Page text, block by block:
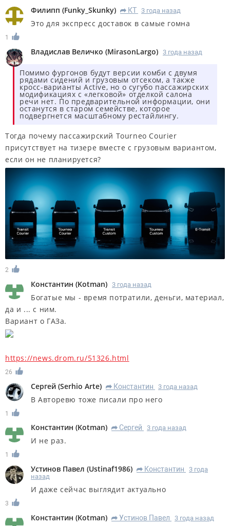
Филипп (Funky_Skunky) R КT 3 года назад
Это для экспресс доставок в самые гомна
1
Владислав Величко (MirasonLargo) 3 года назад
Помимо фургонов будут версии комби с двумя
рядами сидений и грузовым отсеком, а также
кросс-варианты Active, но о сугубо пассажирских
модификациях с «легковой» отделкой салона
речи нет. По предварительной информации, они
останутся в старом семействе, которое
подвергнется масштабному рестайлингу.
Тогда почему пассажирский Tourneo Courier
присутствует на тизере вместе с грузовым вариантом,
если он не планируется?
2
Константин (Kotman) 3 года назад
Богатые мы - время потратили, деньги, материал,
да и ... с ним.
Вариант о ГАЗа.
https://news.drom.ru/51326.html
26
Сергей (Serhio Arte) R Константин 3 года назад
В Авторевю тоже писали про него
1
Константин (Kotman) R Сергей 3 года назад
И не раз.
1
Устинов Павел (Ustinaf1986) R Константин
3 года
назад
И даже сейчас выглядит актуально
3
Константин (Kotman) R Устинов Павел 3 года назад